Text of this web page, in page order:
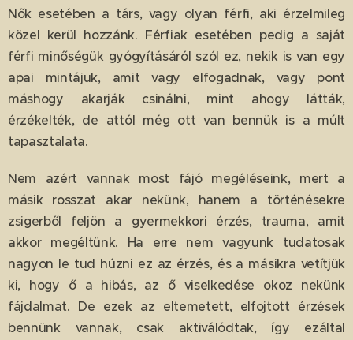
Nők esetében a társ, vagy olyan férfi, aki érzelmileg
közel kerül hozzánk. Férfiak esetében pedig a saját
férfi minőségük gyógyításáról szól ez, nekik is van egy
apai mintájuk, amit vagy elfogadnak, vagy pont
máshogy akarják csinálni, mint ahogy látták,
érzékelték, de attól még ott van bennük is a múlt
tapasztalata.
Nem azért vannak most fájó megéléseink, mert a
másik rosszat akar nekünk, hanem a történésekre
zsigerből feljön a gyermekkori érzés, trauma, amit
akkor megéltünk. Ha erre nem vagyunk tudatosak
nagyon le tud húzni ez az érzés, és a másikra vetítjük
ki, hogy ő a hibás, az ő viselkedése okoz nekünk
fájdalmat. De ezek az eltemetett, elfojtott érzések
bennünk vannak, csak aktiválódtak, így ezáltal